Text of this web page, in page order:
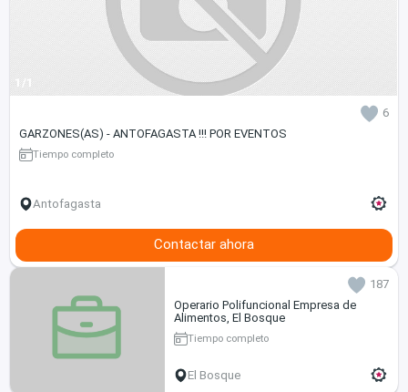
1/1
6
GARZONES(AS) - ANTOFAGASTA !!! POR EVENTOS
Tiempo completo
Antofagasta
Contactar ahora
187
Operario Polifuncional Empresa de
Alimentos, El Bosque
Tiempo completo
El Bosque